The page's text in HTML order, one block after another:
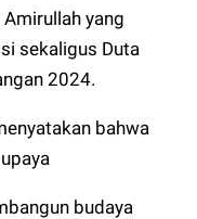
yang
sekaligus Duta
2024.
bahwa
budaya